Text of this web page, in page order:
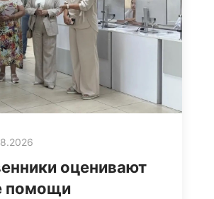
оценивают
помощи